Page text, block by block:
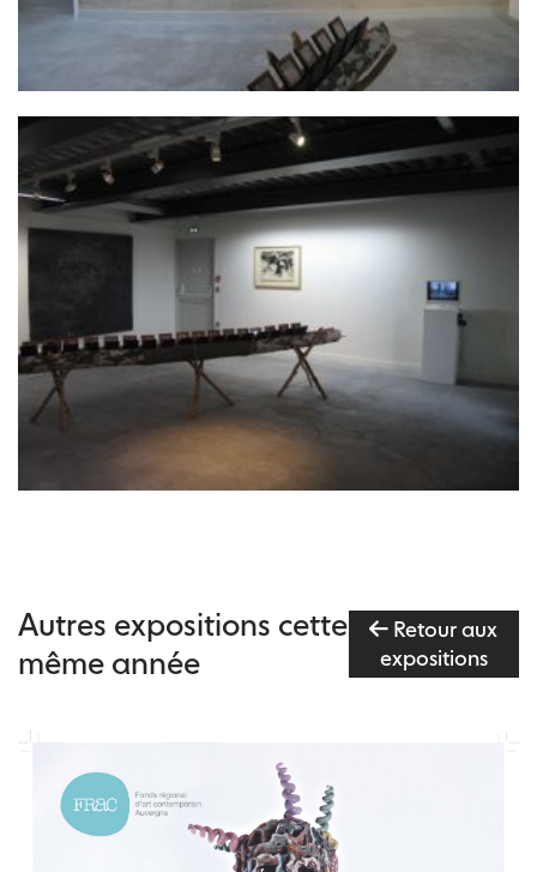
Autres expositions cette
même année
Retour aux
expositions